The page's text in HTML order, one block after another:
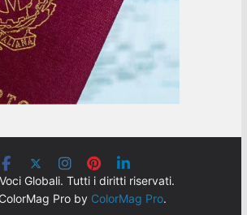
Globali. Tutti i diritti riservati.
Pro by ColorMag Pro.